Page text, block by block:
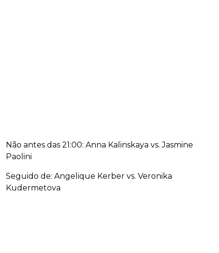
Não antes das 21:00: Anna Kalinskaya vs. Jasmine
Paolini
Seguido de: Angelique Kerber vs. Veronika
Kudermetova